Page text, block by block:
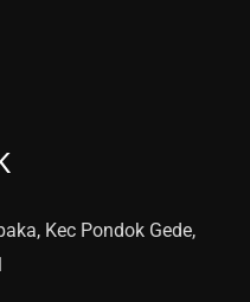
Kec Pondok Gede,